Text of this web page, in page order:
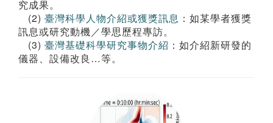
究成果。
(2) 臺灣科學人物介紹或獲獎訊息 ：如某學者獲獎
訊息或研究動機／學思歷程專訪。
(3) 臺灣基礎科學研究事物介紹 ：如介紹新研發的
儀器、設備改良…等。